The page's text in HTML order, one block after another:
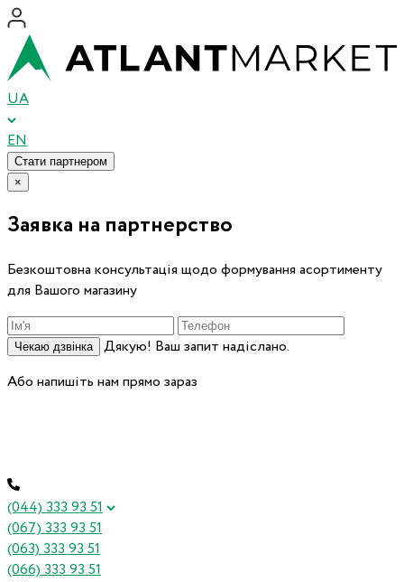
UA
EN
Стати партнером
×
Заявка на партнерство
Безкоштовна консультація щодо формування асортименту
для Вашого магазину
Чекаю дзвінка
Дякую! Ваш запит надіслано.
Або напишіть нам прямо зараз
(044) 333 93 51
(067) 333 93 51
(063) 333 93 51
(066) 333 93 51